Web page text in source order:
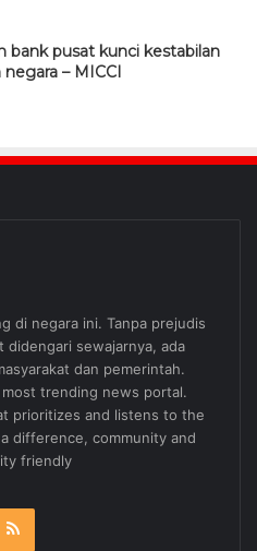
bank pusat kunci kestabilan
– MICCI
di negara ini. Tanpa prejudis
didengari sewajarnya, ada
dan pemerintah.
trending news portal.
prioritizes and listens to the
difference, community and
friendly